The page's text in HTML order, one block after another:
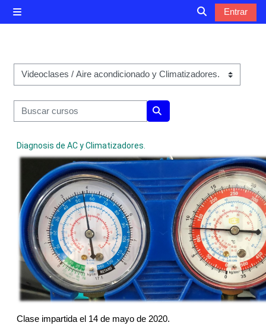
Entrar
Categorías
Buscar cursos
Diagnosis de AC y Climatizadores.
Clase impartida el 14 de mayo de 2020.